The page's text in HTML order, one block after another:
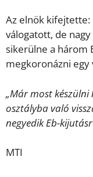
Az elnök kifejtette:
válogatott, de
sikerülne a három
megkoronázni
„Már most készülni
osztályba való
negyedik Eb-
MTI